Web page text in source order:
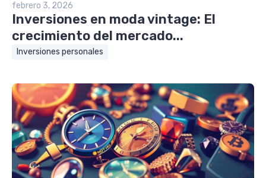
febrero 3, 2026
Inversiones en moda vintage: El
crecimiento del mercado...
Inversiones personales